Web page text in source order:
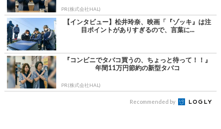
PR(株式会社HAL)
【インタビュー】松井玲奈、映画「『ゾッキ』は注
目ポイントがありすぎるので、言葉に...
『コンビニでタバコ買うの、ちょっと待って！！』
年間11万円節約の新型タバコ
PR(株式会社HAL)
Recommended by